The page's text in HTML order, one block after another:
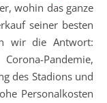
wohin das ganze
seiner besten
wir die Antwort:
Pandemie,
des Stadions und
Personalkosten